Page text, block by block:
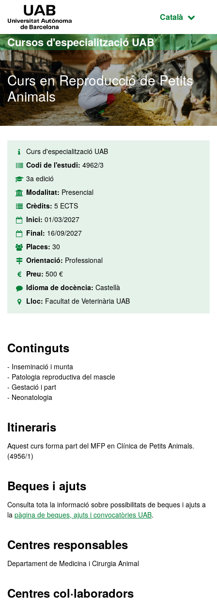
Ves al contingut principal
Ves a la navegació de la pàgina
Idioma
Català
Cursos d'especialització UAB
Curs en Reproducció de Petits
Animals
Curs d'especialització UAB
Codi de l'estudi: 4962/3
3a edició
Modalitat: Presencial
Crèdits: 5 ECTS
Inici: 01/03/2027
Final: 16/09/2027
Places: 30
Orientació: Professional
Preu: 500 €
Idioma de docència: Castellà
Lloc: Facultat de Veterinària UAB
Continguts
- Inseminació i munta
- Patologia reproductiva del mascle
- Gestació i part
- Neonatologia
Itineraris
Aquest curs forma part del MFP en Clínica de Petits Animals.
(4956/1)
Beques i ajuts
Consulta tota la informació sobre possibilitats de beques i ajuts a
la pàgina de beques, ajuts i convocatòries UAB.
Centres responsables
Departament de Medicina i Cirurgia Animal
Centres col·laboradors